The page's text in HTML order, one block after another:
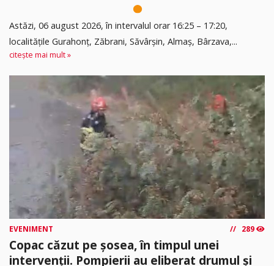
Astăzi, 06 august 2026, în intervalul orar 16:25 – 17:20,
localitățile Gurahonț, Zăbrani, Săvârșin, Almaș, Bârzava,...
citește mai mult »
EVENIMENT 289
Copac căzut pe șosea, în timpul unei
intervenții. Pompierii au eliberat drumul și